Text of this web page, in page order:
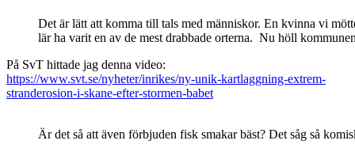
Det är lätt att komma till tals med människor. En kvinna vi
lär ha varit en av de mest drabbade orterna. Nu höll
På SvT hittade jag denna video:
https://www.svt.se/nyheter/inrikes/ny-unik-kartlaggning-extrem-
stranderosion-i-skane-efter-stormen-babet
Är det så att även förbjuden fisk smakar bäst? Det såg så